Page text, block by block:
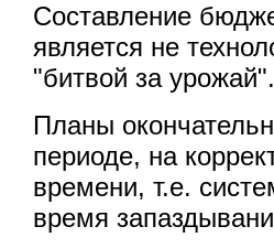
Составление
является не
"битвой за урожай".
Планы
периоде, на
времени, т.е.
время